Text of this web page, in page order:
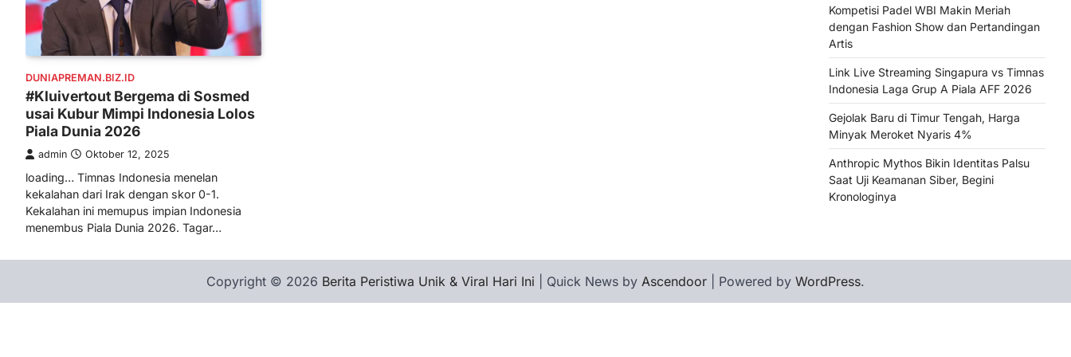
DUNIAPREMAN.BIZ.ID
#Kluivertout Bergema di Sosmed
usai Kubur Mimpi Indonesia Lolos
Piala Dunia 2026
admin Oktober 12, 2025
loading… Timnas Indonesia menelan
kekalahan dari Irak dengan skor 0-1.
Kekalahan ini memupus impian Indonesia
menembus Piala Dunia 2026. Tagar…
Kompetisi Padel WBI Makin Meriah
dengan Fashion Show dan Pertandingan
Artis
Link Live Streaming Singapura vs Timnas
Indonesia Laga Grup A Piala AFF 2026
Gejolak Baru di Timur Tengah, Harga
Minyak Meroket Nyaris 4%
Anthropic Mythos Bikin Identitas Palsu
Saat Uji Keamanan Siber, Begini
Kronologinya
Copyright © 2026 Berita Peristiwa Unik & Viral Hari Ini | Quick News by Ascendoor | Powered by WordPress.